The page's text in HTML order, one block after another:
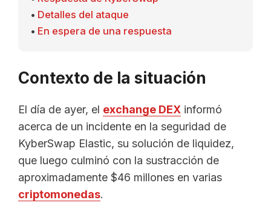
Detalles del ataque
En espera de una respuesta
Contexto de la situación
El día de ayer, el exchange DEX informó
acerca de un incidente en la seguridad de
KyberSwap Elastic, su solución de liquidez,
que luego culminó con la sustracción de
aproximadamente $46 millones en varias
criptomonedas.